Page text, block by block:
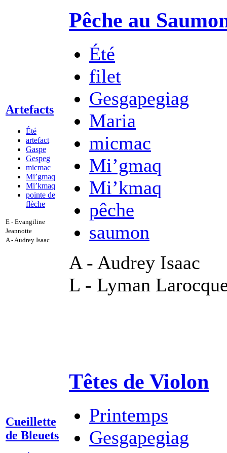
Artefacts
Été
artefact
Gaspe
Gespeg
micmac
Mi’gmaq
Mi’kmaq
pointe de
flèche
E - Evangiline
Jeannotte
A - Audrey Isaac
Pêche au
Été
filet
Gesgapegiag
Maria
micmac
Mi’gmaq
Mi’kmaq
pêche
saumon
A - Audrey Isaac
L - Lyman
Cueillette
de Bleuets
Têtes de Violon
Printemps
Gesgapegiag